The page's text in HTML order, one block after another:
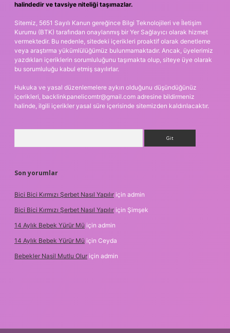
halindedir ve tavsiye niteliği taşımazlar.
Sitemiz, 5651 Sayılı Kanun gereğince Bilgi Teknolojileri ve İletişim
Kurumu (BTK) tarafından onaylanmış bir Yer Sağlayıcı olarak hizmet
vermektedir. Bu nedenle, sitedeki içerikleri proaktif olarak denetleme
veya araştırma yükümlülüğümüz bulunmamaktadır. Ancak, üyelerimiz
yazdıkları içeriklerin sorumluluğunu taşımakta olup, siteye üye olarak
bu sorumluluğu kabul etmiş sayılırlar.
Hukuka ve yasal düzenlemelere aykırı olduğunu düşündüğünüz
içerikleri, backlinkpanelicomtr@gmail.com adresine bildirmeniz
halinde, ilgili içerikler yasal süre içerisinde sitemizden kaldırılacaktır.
Son yorumlar
Bici Bici Kırmızı Şerbet Nasıl Yapılır için admin
Bici Bici Kırmızı Şerbet Nasıl Yapılır için Şimşek
14 Aylık Bebek Yürür Mü için admin
14 Aylık Bebek Yürür Mü için Ceyda
Bebekler Nasil Mutlu Olur için admin